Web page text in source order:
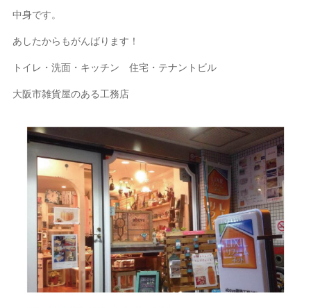
中身です。
あしたからもがんばります！
トイレ・洗面・キッチン 住宅・テナントビル
大阪市雑貨屋のある工務店